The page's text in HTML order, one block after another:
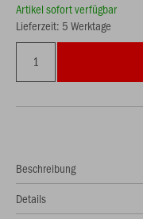
Artikel sofort verfügbar
Lieferzeit: 5 Werktage
Beschreibung
Details